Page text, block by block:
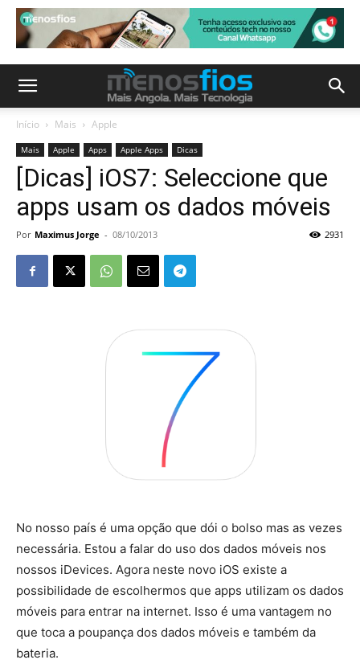
Início Mais Apple
Mais Apple Apps Apple Apps Dicas
[Dicas] iOS7: Seleccione que
apps usam os dados móveis
Por Maximus Jorge - 08/10/2013 2931
No nosso país é uma opção que dói o bolso mas as vezes
necessária. Estou a falar do uso dos dados móveis nos
nossos iDevices. Agora neste novo iOS existe a
possibilidade de escolhermos que apps utilizam os dados
móveis para entrar na internet. Isso é uma vantagem no
que toca a poupança dos dados móveis e também da
bateria.